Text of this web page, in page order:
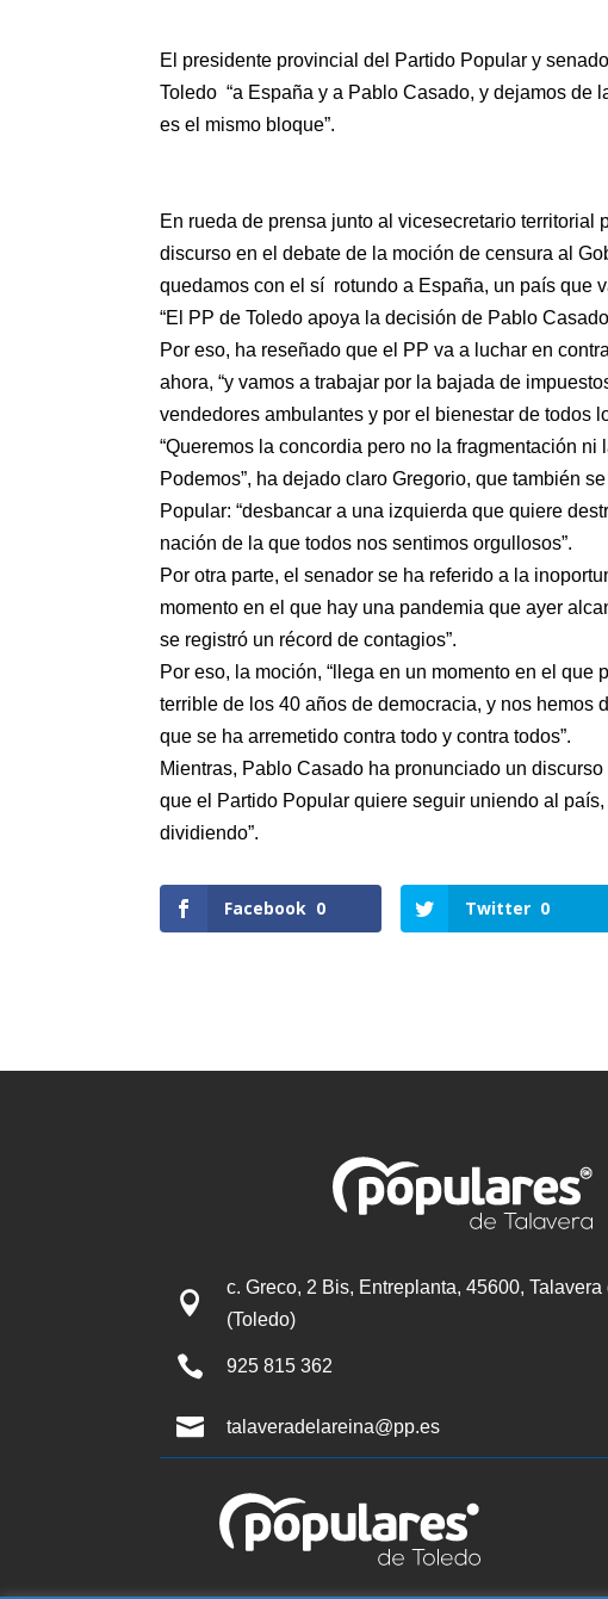
El presidente provincial del Partido Popular y
Toledo “a España y a Pablo Casado, y dejamos de
es el mismo bloque”.
En rueda de prensa junto al vicesecretario territorial
discurso en el debate de la moción de censura al
quedamos con el sí rotundo a España, un país que
“El PP de Toledo apoya la decisión de Pablo
Por eso, ha reseñado que el PP va a luchar en
ahora, “y vamos a trabajar por la bajada de
vendedores ambulantes y por el bienestar de todos
“Queremos la concordia pero no la fragmentación
Podemos”, ha dejado claro Gregorio, que también
Popular: “desbancar a una izquierda que quiere
nación de la que todos nos sentimos orgullosos”.
Por otra parte, el senador se ha referido a la
momento en el que hay una pandemia que ayer
se registró un récord de contagios”.
Por eso, la moción, “llega en un momento en el
terrible de los 40 años de democracia, y nos hemos
que se ha arremetido contra todo y contra todos”.
Mientras, Pablo Casado ha pronunciado un
que el Partido Popular quiere seguir uniendo al
dividiendo”.
Facebook 0 Twitter 0

c. Greco, 2 Bis, Entreplanta, 45600,
(Toledo)
 925 815 362
 talaveradelareina@pp.es